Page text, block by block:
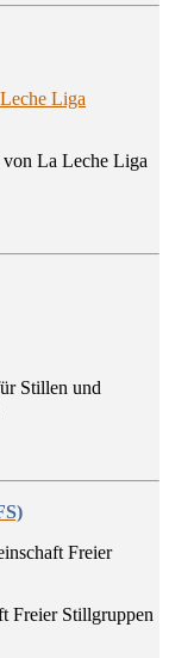
La Leche Liga
Stillen und
Freier Stillgruppen